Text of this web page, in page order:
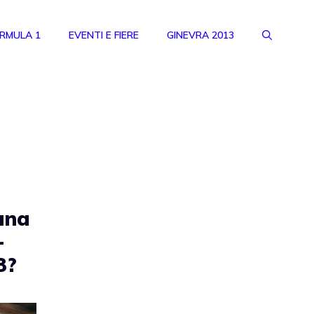
1 EVENTI E FIERE GINEVRA 2013